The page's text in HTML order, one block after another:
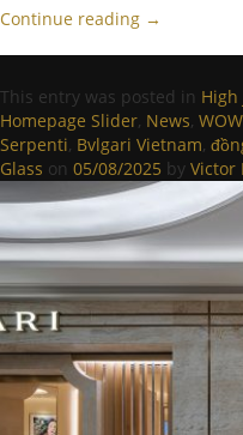
Continue reading →
This entry was posted in High
Homepage Slider, News,
Serpenti, Bvlgari Vietnam,
Glass on 05/08/2025 by Victor